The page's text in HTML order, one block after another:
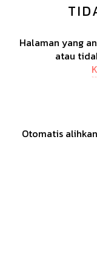
Halaman yang
atau
Otomatis